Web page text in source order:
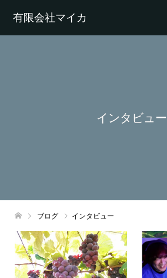
有限会社マイカ
インタビュー
ブログ インタビュー